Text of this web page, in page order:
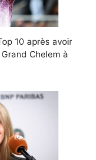
10 après avoir
Chelem à